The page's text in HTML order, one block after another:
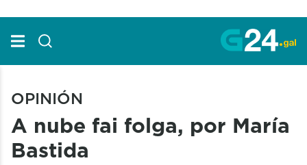
OPINIÓN
A nube fai folga, por María
Bastida